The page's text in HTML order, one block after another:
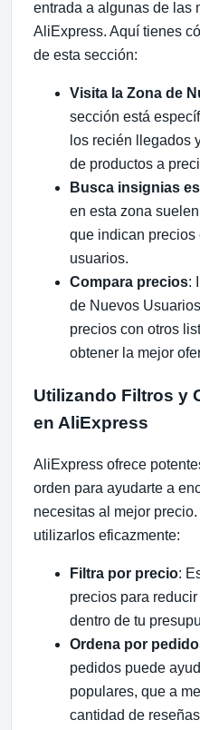
entrada a algunas de las
AliExpress. Aquí tienes
de esta sección:
Visita la Zona de
sección está
los recién llegados
de productos a
Busca insignias
en esta zona
que indican
usuarios.
Compara precios:
de Nuevos
precios con otros
obtener la mejor
Utilizando Filtros y
en AliExpress
AliExpress ofrece
orden para ayudarte a
necesitas al mejor
utilizarlos eficazmente:
Filtra por precio:
precios para
dentro de tu
Ordena por
pedidos puede
populares, que a
cantidad de